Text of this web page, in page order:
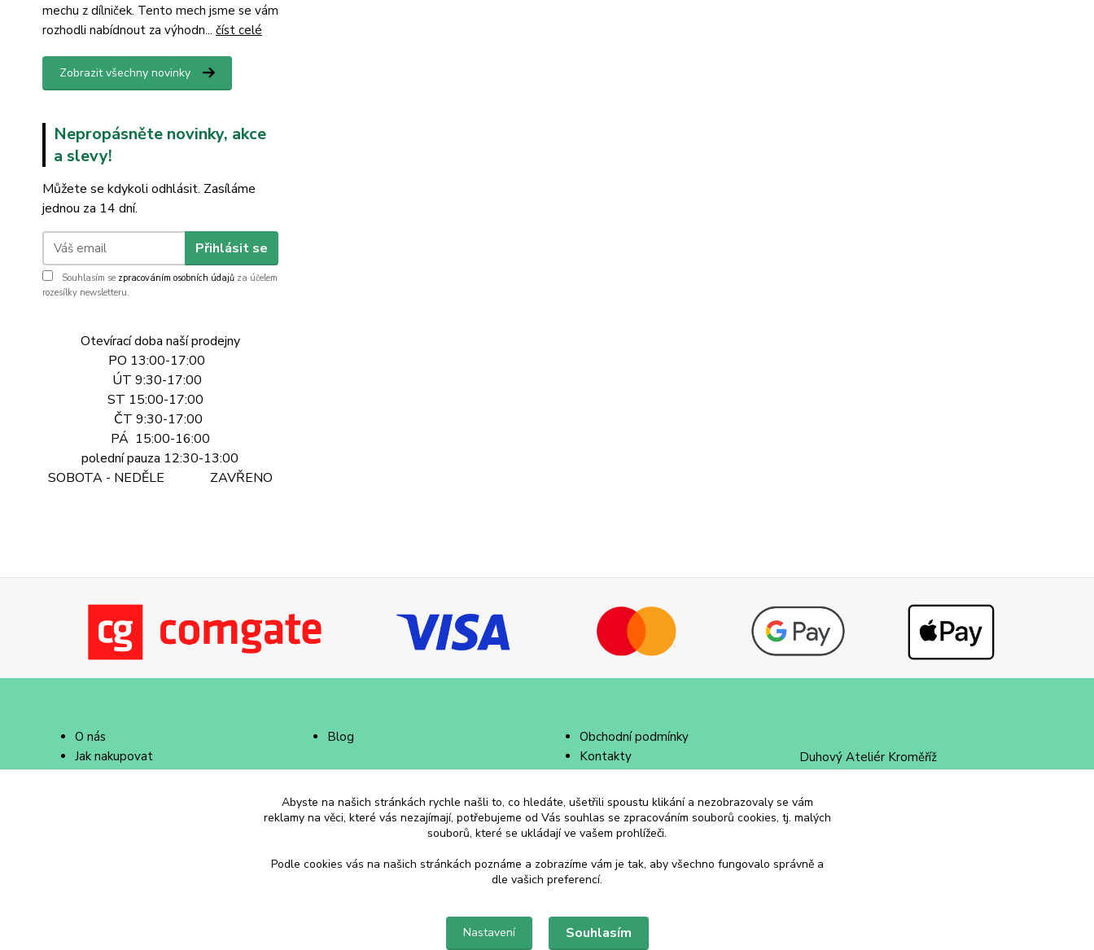
mechu z dílniček. Tento mech jsme se vám
rozhodli nabídnout za výhodn... číst celé
Zobrazit všechny novinky
Nepropásněte novinky, akce
a slevy!
Můžete se kdykoli odhlásit. Zasíláme
jednou za 14 dní.
Přihlásit se
Souhlasím se zpracováním osobních údajů za účelem
rozesílky newsletteru.
Otevírací doba naší prodejny
PO 13:00-17:00
ÚT 9:30-17:00
ST 15:00-17:00
ČT 9:30-17:00
PÁ 15:00-16:00
polední pauza 12:30-13:00
SOBOTA - NEDĚLE ZAVŘENO
O nás
Jak nakupovat
Doprava a platba
Blog
Obchodní podmínky
Kontakty
Duhový Ateliér Kroměříž
+420 734 258 002
Abyste na našich stránkách rychle našli to, co hledáte, ušetřili spoustu klikání a nezobrazovaly se vám
reklamy na věci, které vás nezajímají, potřebujeme od Vás souhlas se zpracováním souborů cookies, tj. malých
souborů, které se ukládají ve vašem prohlížeči.
Podle cookies vás na našich stránkách poznáme a zobrazíme vám je tak, aby všechno fungovalo správně a
dle vašich preferencí.
Nastavení Souhlasím